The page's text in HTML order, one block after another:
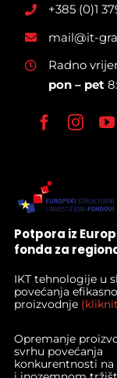
+385 (0)1
mail@it-
Radno
pon – pet
Potpora iz
fonda za
IKT tehnologije u
povećanja
proizvodnje
Opremanje
svrhu povećanja
konkurentnosti